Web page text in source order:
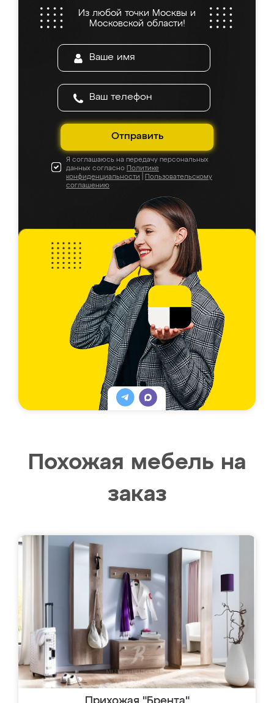
Из любой точки Москвы и
Московской области!
Отправить
Я соглашаюсь на передачу персональных
данных согласно Политике
конфиденциальности
Пользовательскому
соглашению
Похожая мебель на
заказ